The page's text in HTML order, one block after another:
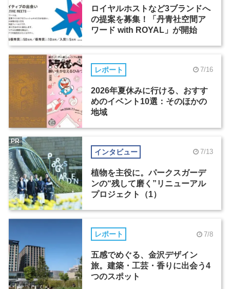
ロイヤルホストなど3ブランドへ
の提案を募集！「丹青社空間ア
ワード with ROYAL」が開始
レポート 7/16
2026年夏休みに行ける、おすす
めのイベント10選：そのほかの
地域
インタビュー 7/13
植物を主役に。パークスガーデ
ンの“残して磨く”リニューアル
プロジェクト（1）
PR
レポート 7/8
五感でめぐる、金沢デザイン
旅。建築・工芸・香りに出会う4
つのスポット